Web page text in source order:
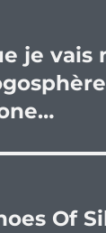
je vais
Of